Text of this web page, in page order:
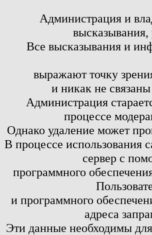
Администрация и
Все высказывания и
выражают точку
и никак не
Администрация
процессе
Однако удаление может
В процессе использования
сервер с
программного
и программного
адреса
Эти данные необходимы